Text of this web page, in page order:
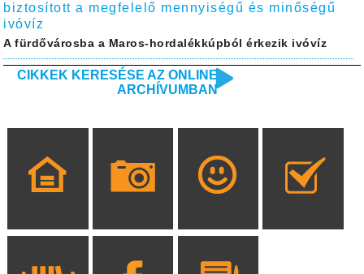
biztosított a megfelelő mennyiségű és minőségű
ivóvíz
A fürdővárosba a Maros-hordalékkúpból érkezik ivóvíz
CIKKEK KERESÉSE AZ ONLINE
ARCHÍVUMBAN